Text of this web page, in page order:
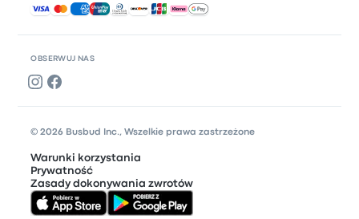
OBSERWUJ NAS
Akceptowane płatności
© 2026 Busbud Inc., Wszelkie prawa zastrzeżone
Warunki korzystania
Prywatność
Zasady dokonywania zwrotów